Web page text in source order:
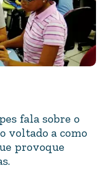
fala sobre o
voltado a como
provoque